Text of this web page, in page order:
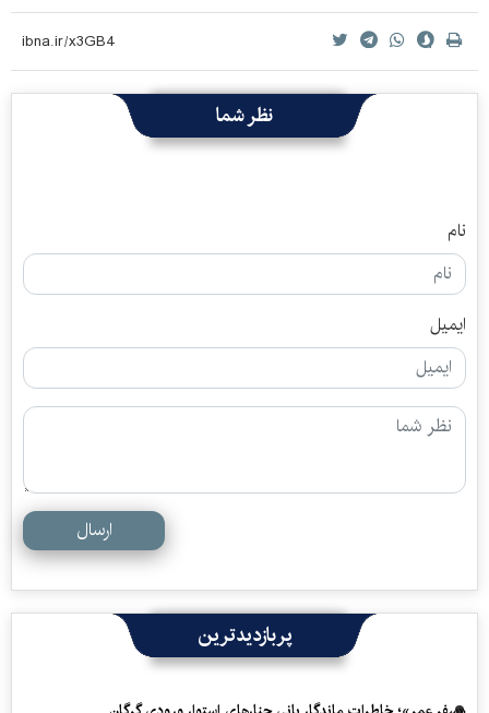
نظر شما
نام
ایمیل
ارسال
پربازدیدترین